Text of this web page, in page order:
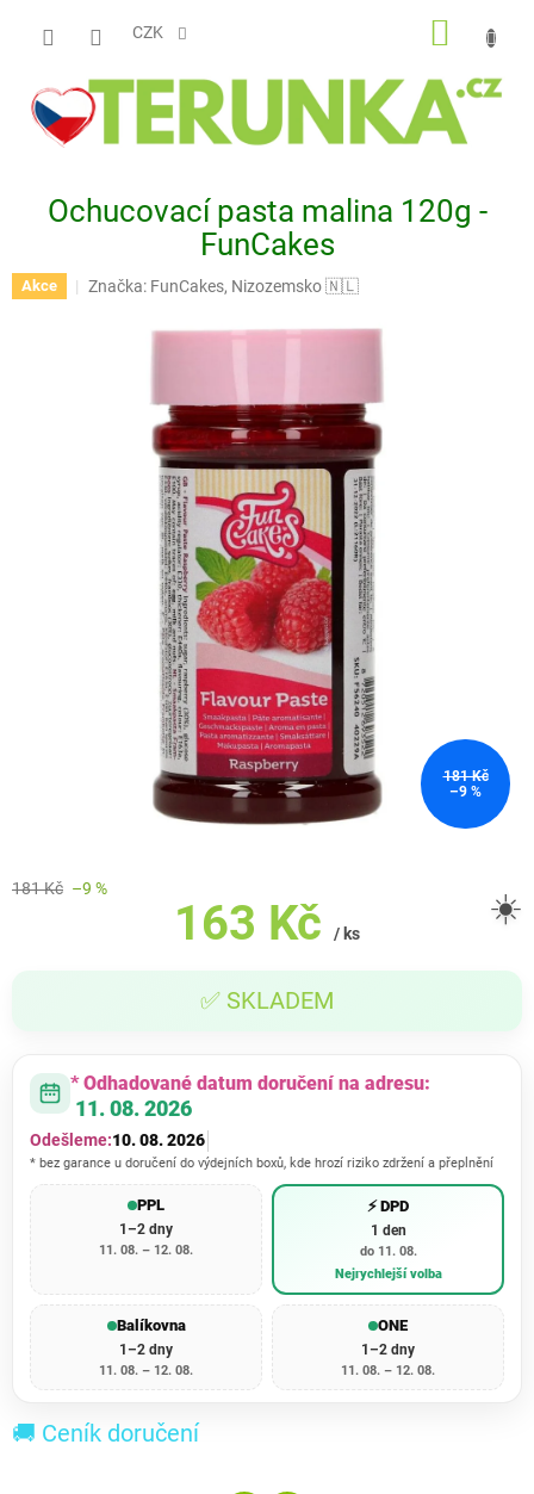
CZK
Ochucovací pasta malina 120g -
FunCakes
Akce Značka: FunCakes, Nizozemsko 🇳🇱
181 Kč
–9 %
181 Kč –9 %
163 Kč / ks
cena:
✅ SKLADEM
☀️
* Odhadované datum doručení na adresu:
11. 08. 2026
Odešleme:10. 08. 2026
* bez garance u doručení do výdejních boxů, kde hrozí riziko zdržení a přeplnění
PPL
1–2 dny
11. 08. – 12. 08.
⚡ DPD
1 den
do 11. 08.
Nejrychlejší volba
Balíkovna
1–2 dny
11. 08. – 12. 08.
ONE
1–2 dny
11. 08. – 12. 08.
🚚 Ceník doručení